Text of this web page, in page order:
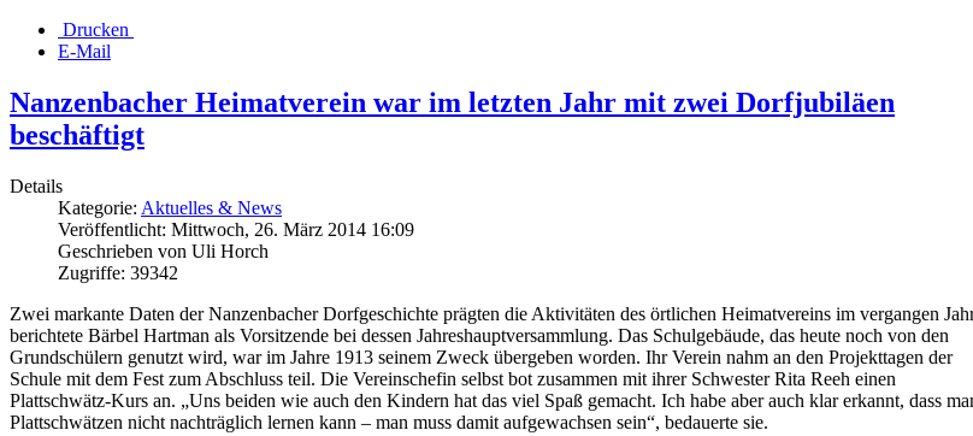
Drucken
E-Mail
Nanzenbacher Heimatverein war im letzten Jahr mit zwei Dorfjubiläen
beschäftigt
Details
Kategorie: Aktuelles & News
Veröffentlicht: Mittwoch, 26. März 2014 16:09
Geschrieben von Uli Horch
Zugriffe: 39342
Zwei markante Daten der Nanzenbacher Dorfgeschichte prägten die Aktivitäten des örtlichen Heimatvereins im vergangen
berichtete Bärbel Hartman als Vorsitzende bei dessen Jahreshauptversammlung. Das Schulgebäude, das heute noch von den
Grundschülern genutzt wird, war im Jahre 1913 seinem Zweck übergeben worden. Ihr Verein nahm an den Projekttagen der
Schule mit dem Fest zum Abschluss teil. Die Vereinschefin selbst bot zusammen mit ihrer Schwester Rita Reeh einen
Plattschwätz-Kurs an. „Uns beiden wie auch den Kindern hat das viel Spaß gemacht. Ich habe aber auch klar erkannt, dass
Plattschwätzen nicht nachträglich lernen kann – man muss damit aufgewachsen sein“, bedauerte sie.